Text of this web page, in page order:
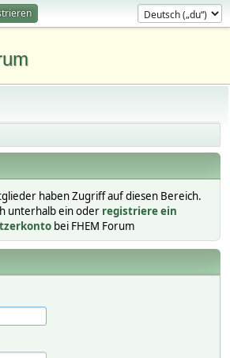
haben Zugriff auf diesen Bereich.
unterhalb ein oder registriere ein
bei FHEM Forum